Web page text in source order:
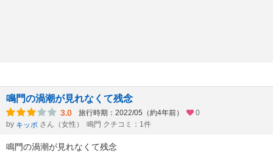
鳴門の渦潮が見れなくて残念
3.0 旅行時期：2022/05（約4年前）
0
by キッポ さん（女性） 鳴門 クチコミ：1件
鳴門の渦潮が見れなくて残念